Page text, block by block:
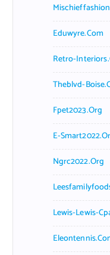
Eduwyre.com
Retro-
Theblvd-
Fpet2023.org
E-
Ngrc2022.org
Lewis-Lewis-